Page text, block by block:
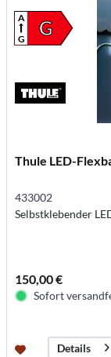
G
A
G
Thule LED-
433002
Selbstklebender
150,00 €
Sofort
Details